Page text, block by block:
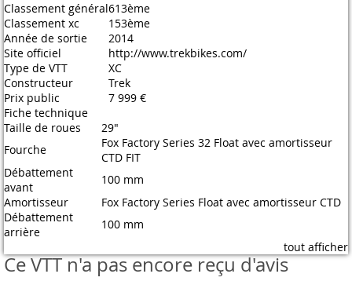
Classement général613ème
Classement xc
153ème
Année de sortie
2014
Site officiel
http://www.trekbikes.com/
Type de VTT
XC
Constructeur
Trek
Prix public
7 999 €
Fiche technique
Taille de roues
29"
Fourche
Fox Factory Series 32 Float avec amortisseur
CTD FIT
Débattement
avant
100 mm
Amortisseur
Fox Factory Series Float avec amortisseur CTD
Débattement
arrière
100 mm
tout afficher
Ce VTT n'a pas encore reçu d'avis